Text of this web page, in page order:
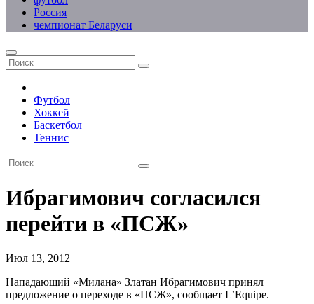
Россия
чемпионат Беларуси
Футбол
Хоккей
Баскетбол
Теннис
Ибрагимович согласился
перейти в «ПСЖ»
Июл 13, 2012
Нападающий «Милана» Златан Ибрагимович принял
предложение о переходе в «ПСЖ», сообщает L’Equipe.